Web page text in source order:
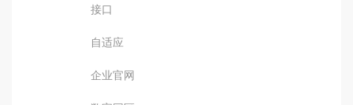
接口
自适应
企业官网